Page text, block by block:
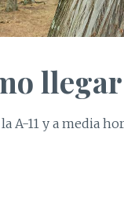
llegar
A-11 y a media